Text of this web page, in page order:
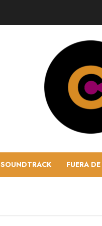
SOUNDTRACK FUERA